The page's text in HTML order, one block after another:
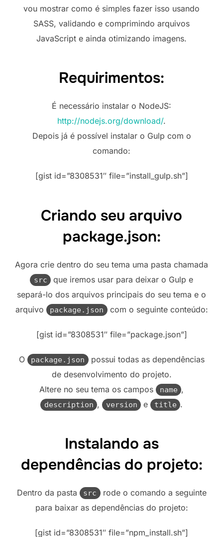
vou mostrar como é simples fazer isso usando
SASS, validando e comprimindo arquivos
JavaScript e ainda otimizando imagens.
Requirimentos:
É necessário instalar o NodeJS:
http://nodejs.org/download/.
Depois já é possível instalar o Gulp com o
comando:
[gist id=”8308531″ file=”install_gulp.sh”]
Criando seu arquivo
package.json:
Agora crie dentro do seu tema uma pasta chamada
src
que iremos usar para deixar o Gulp e
separá-lo dos arquivos principais do seu tema e o
arquivo
package.json com o seguinte conteúdo:
[gist id=”8308531″ file=”package.json”]
O package.json possui todas as dependências
de desenvolvimento do projeto.
Altere no seu tema os campos
name ,
description , version e title .
Instalando as
dependências do projeto:
Dentro da pasta src rode o comando a seguinte
para baixar as dependências do projeto:
[gist id=”8308531″ file=”npm_install.sh”]